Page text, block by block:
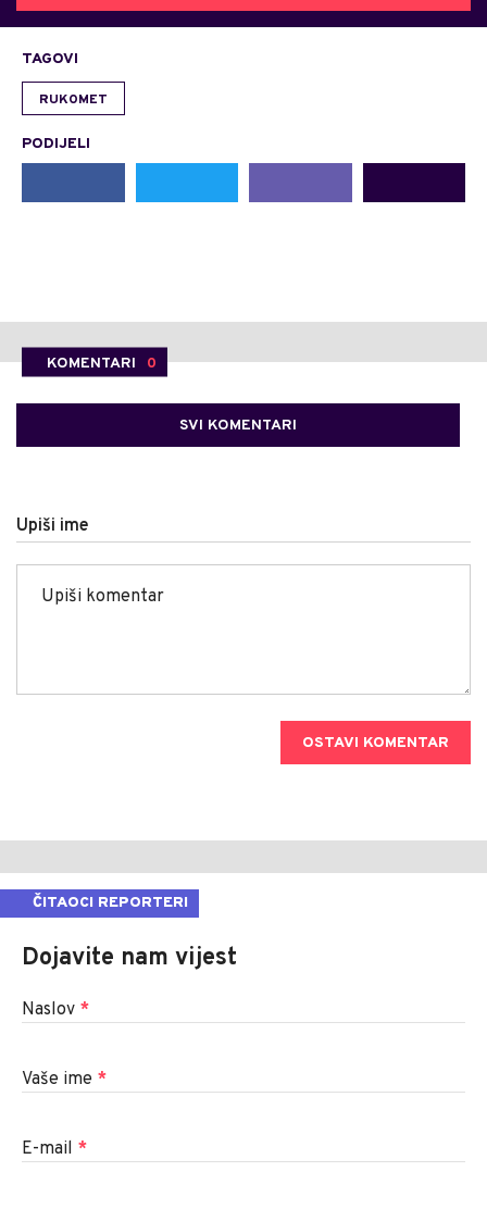
TAGOVI
RUKOMET
PODIJELI
KOMENTARI 0
SVI KOMENTARI
Upiši ime
OSTAVI KOMENTAR
ČITAOCI REPORTERI
Dojavite nam vijest
Naslov *
Vaše ime *
E-mail *